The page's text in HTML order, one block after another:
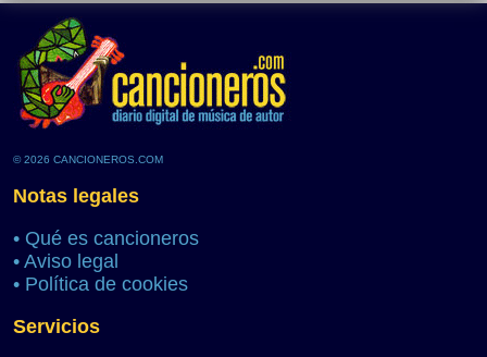
© 2026 CANCIONEROS.COM
Notas legales
• Qué es cancioneros
• Aviso legal
• Política de cookies
Servicios